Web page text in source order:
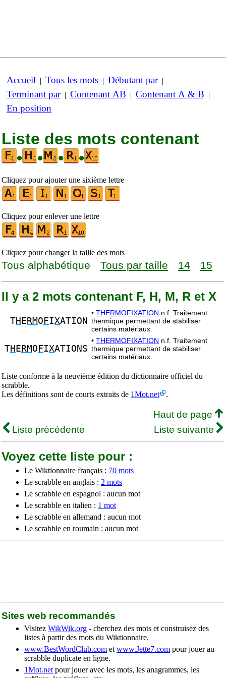
Accueil | Tous les mots | Débutant par|
Terminant par| Contenant AB | Contenant A & B |
En position
Liste des mots contenant
•
• • •
Cliquez pour ajouter une sixième lettre
Cliquez pour enlever une lettre
Cliquez pour changer la taille des mots
Tous alphabétique Tous par taille 14 15
Il y a 2 mots contenant F, H, M, R et X
TH E RMO FIXATION
• THERMOFIXATION n.f. Traitement
thermique permettant de stabiliser
certains matériaux.
TH E RMO FIXATIONS
• THERMOFIXATION n.f. Traitement
thermique permettant de stabiliser
certains matériaux.
Liste conforme à la neuvième édition du dictionnaire officiel du
scrabble.
Les définitions sont de courts extraits de 1Mot.net .
Haut de page
Liste précédente
Liste suivante
Voyez cette liste pour :
Le Wiktionnaire français : 70 mots
Le scrabble en anglais : 2 mots
Le scrabble en espagnol : aucun mot
Le scrabble en italien : 1 mot
Le scrabble en allemand : aucun mot
Le scrabble en roumain : aucun mot
Sites web recommandés
Visitez WikWik.org - cherchez des mots et construisez des
listes à partir des mots du Wiktionnaire.
www.BestWordClub.com et www.Jette7.com pour jouer au
scrabble duplicate en ligne.
1Mot.net pour jouer avec les mots, les anagrammes, les